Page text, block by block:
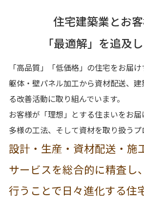
住宅建築業とお
「最適解」を追及し
「高品質」「低価格」の住宅をお届
躯体・壁パネル加工から資材配送、 建
る改善活動に取り組んでいます。
お客様が「理想」とする住まいをお
多様の工法、そして資材を取り扱うプ
設計・生産・資材配送・施
サービスを総合的に精査し、
行うことで日々進化する住